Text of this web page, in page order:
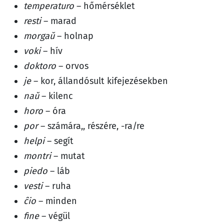
temperaturo – hőmérséklet
resti– marad
morgaŭ– holnap
voki– hív
doktoro – orvos
je– kor, állandósult kifejezésekben
naŭ– kilenc
horo – óra
por– számára,, részére, -ra/re
helpi– segít
montri– mutat
piedo – láb
vesti– ruha
ĉio – minden
fine– végül